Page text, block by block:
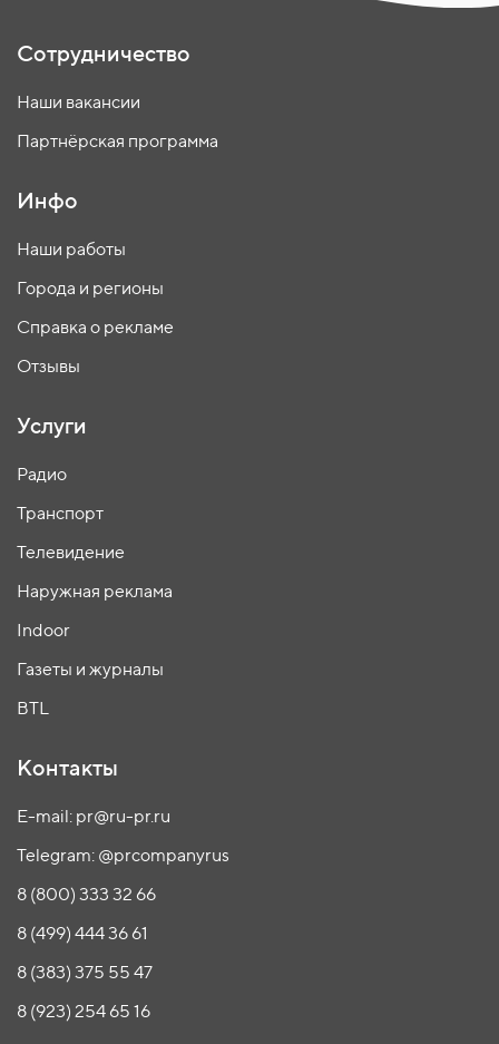
Сотрудничество
Наши вакансии
Партнёрская программа
Инфо
Наши работы
Города и регионы
Справка о рекламе
Отзывы
Услуги
Радио
Транспорт
Телевидение
Наружная реклама
Indoor
Газеты и журналы
BTL
Контакты
E-mail: pr@ru-pr.ru
Telegram: @prcompanyrus
8 (800) 333 32 66
8 (499) 444 36 61
8 (383) 375 55 47
8 (923) 254 65 16